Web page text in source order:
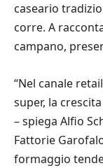
caseario
corre. A
campano,
“Nel canale
super, la
– spiega Alfio
Fattorie
formaggio